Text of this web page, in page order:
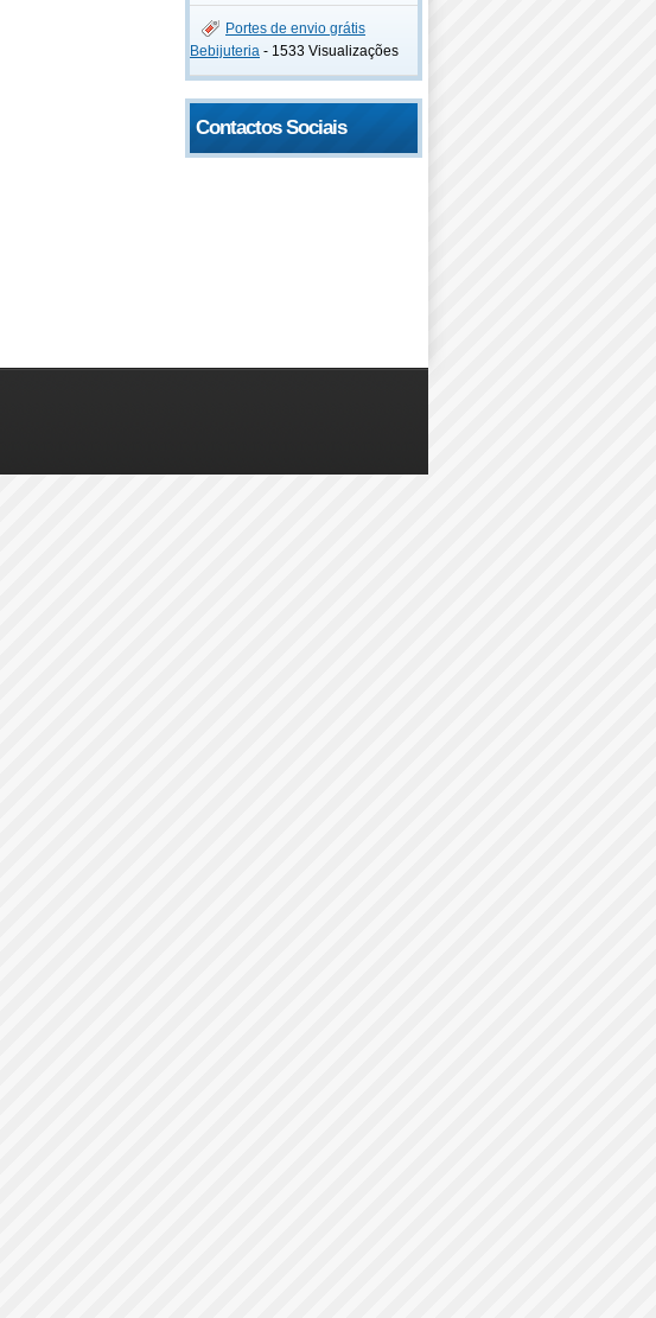
Portes de envio grátis
Bebijuteria - 1533 Visualizações
Contactos Sociais